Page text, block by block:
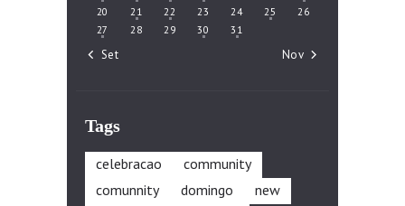
20
21 22 23 24 25
26
27
28 29 30 31
« Set Nov »
Tags
celebracao
community
comunnity
domingo
new